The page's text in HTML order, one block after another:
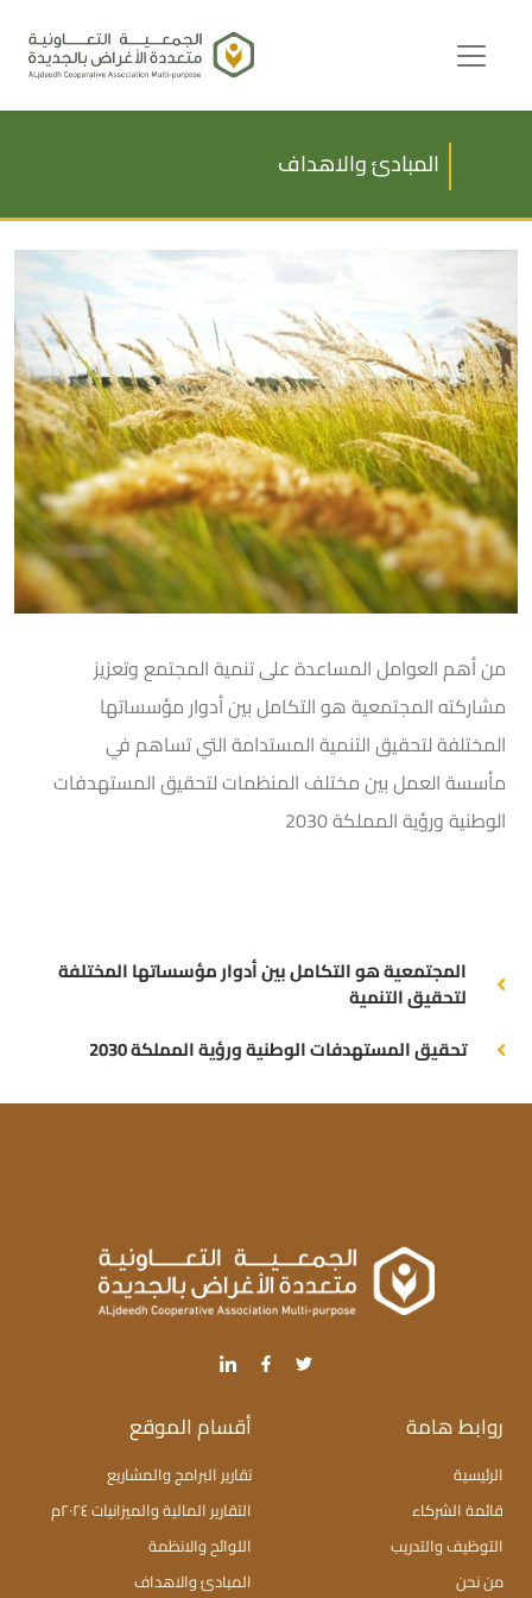
المبادئ والاهداف
من أهم العوامل المساعدة على تنمية المجتمع وتعزيز
مشاركته المجتمعية هو التكامل بين أدوار مؤسساتها
المختلفة لتحقيق التنمية المستدامة التي تساهم في
مأسسة العمل بين مختلف المنظمات لتحقيق المستهدفات
الوطنية ورؤية المملكة 2030
المجتمعية هو التكامل بين أدوار مؤسساتها المختلفة
لتحقيق التنمية
تحقيق المستهدفات الوطنية ورؤية المملكة 2030
روابط هامة
الرئيسية
قائمة الشركاء
التوظيف والتدريب
من نحن
أقسام الموقع
تقارير البرامج والمشاريع
التقارير المالية والميزانيات ٢٠٢٤م
اللوائح والانظمة
المبادئ والاهداف